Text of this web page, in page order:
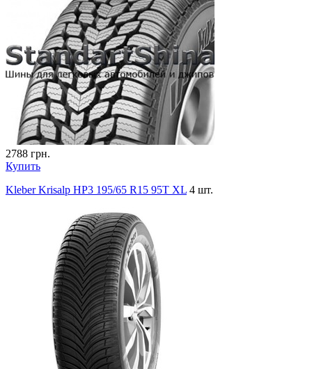
2788 грн.
Купить
Kleber Krisalp HP3 195/65 R15 95T XL 4 шт.